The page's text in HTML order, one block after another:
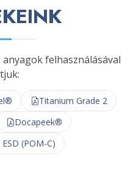
felhasználásával
Titanium Grade 2
Docapeek®
(POM-C)